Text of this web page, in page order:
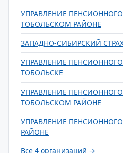
УПРАВЛЕНИЕ
ТОБОЛЬСКОМ РАЙОНЕ
ЗАПАДНО-СИБИРСКИЙ
УПРАВЛЕНИЕ
ТОБОЛЬСКЕ
УПРАВЛЕНИЕ
ТОБОЛЬСКОМ РАЙОНЕ
УПРАВЛЕНИЕ
РАЙОНЕ
Все 4 организаций →